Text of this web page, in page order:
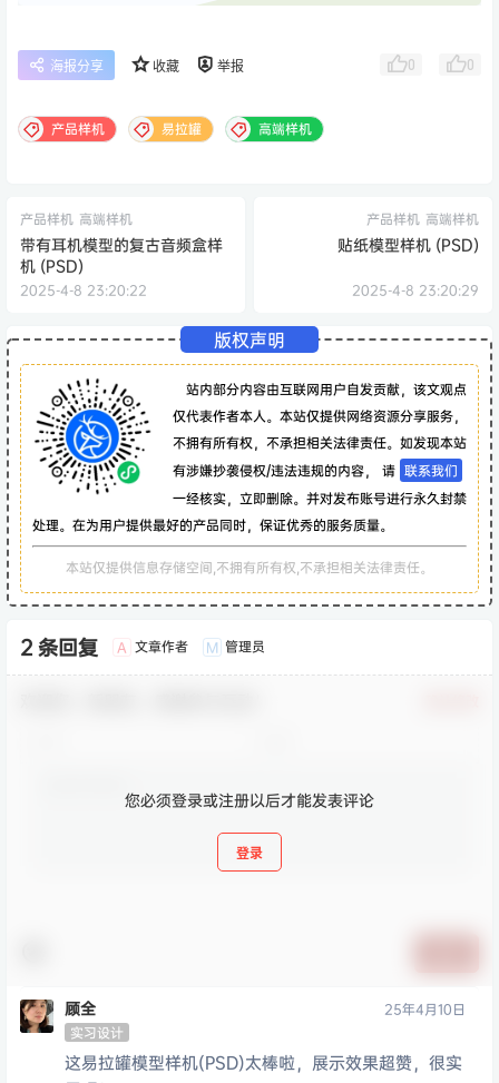
海报分享 收藏 举报 0 0
产品样机 易拉罐 高端样机
产品样机 高端样机
带有耳机模型的复古音频盒样
机 (PSD)
2025-4-8 23:20:22
产品样机 高端样机
贴纸模型样机 (PSD)
2025-4-8 23:20:29
版权声明
站内部分内容由互联网用户自发贡献，该文观点
仅代表作者本人。本站仅提供网络资源分享服务，
不拥有所有权，不承担相关法律责任。如发现本站
有涉嫌抄袭侵权/违法违规的内容， 请 联系我们
一经核实，立即删除。并对发布账号进行永久封禁
处理。在为用户提供最好的产品同时，保证优秀的服务质量。
本站仅提供信息存储空间,不拥有所有权,不承担相关法律责任。
2 条回复 A 文章作者 M 管理员
您必须登录或注册以后才能发表评论
登录
顾全
实习设计
25年4月10日
这易拉罐模型样机(PSD)太棒啦，展示效果超赞，很实